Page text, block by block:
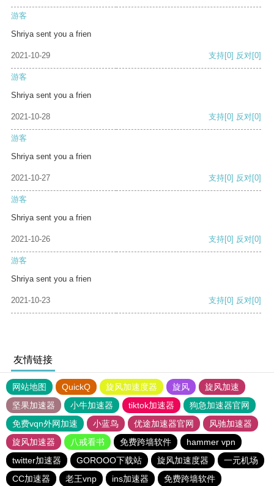
游客
Shriya sent you a frien
2021-10-29 支持[0] 反对[0]
游客
Shriya sent you a frien
2021-10-28 支持[0] 反对[0]
游客
Shriya sent you a frien
2021-10-27 支持[0] 反对[0]
游客
Shriya sent you a frien
2021-10-26 支持[0] 反对[0]
游客
Shriya sent you a frien
2021-10-23 支持[0] 反对[0]
友情链接
网站地图 QuickQ 旋风加速度器 旋风
旋风加速
坚果加速器
小牛加速器 tiktok加速器
狗急加速器官网
免费vqn外网加速
小蓝鸟 优途加速器官网
风驰加速器
旋风加速器
八戒看书 免费跨墙软件
hammer vpn
twitter加速器
GOROOO下载站 旋风加速度器
一元机场
CC加速器
老王vnp ins加速器 免费跨墙软件